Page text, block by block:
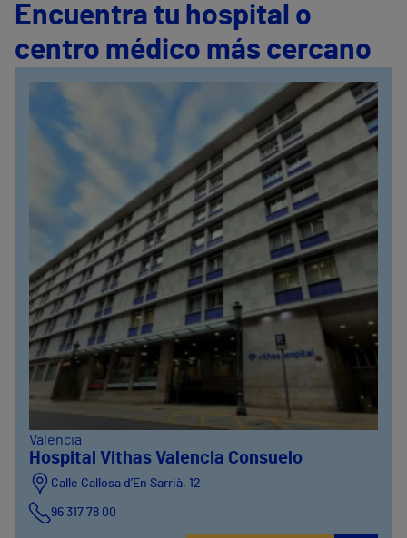
Encuentra tu hospital o
centro médico más cercano
Valencia
Hospital Vithas Valencia Consuelo
Calle Callosa d’En Sarrià, 12
96 317 78 00